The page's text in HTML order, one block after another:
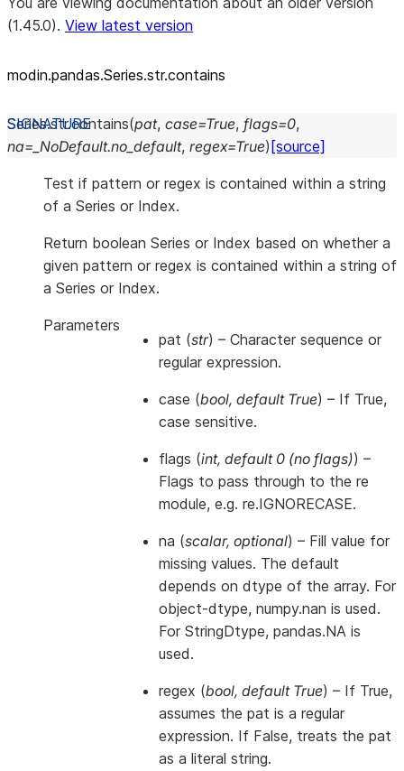
(1.45.0). View latest version
modin.pandas.Series.str.contains
Series.str.contains(pat, case=True, flags=0,
na= _NoDefault.no_default, regex=True) [source]
Test if pattern or regex is contained within a string
of a Series or Index.
Return boolean Series or Index based on whether a
given pattern or regex is contained within a string of
a Series or Index.
Parameters
pat (str) – Character sequence or
regular expression.
case (bool, default True) – If True,
case sensitive.
flags (int, default 0 (no flags)) –
Flags to pass through to the re
module, e.g. re.IGNORECASE.
na (scalar, optional) – Fill value for
missing values. The default
depends on dtype of the array. For
object-dtype, numpy.nan is used.
For StringDtype, pandas.NA is
used.
regex (bool, default True) – If True,
assumes the pat is a regular
expression. If False, treats the pat
as a literal string.